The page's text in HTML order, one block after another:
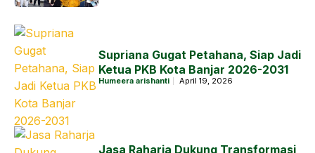
Supriana Gugat Petahana, Siap Jadi
Ketua PKB Kota Banjar 2026-2031
Humeera arishanti April 19, 2026
Jasa Raharja Dukung Transformasi